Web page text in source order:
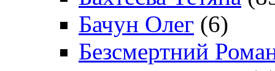
Бачун Олег (6)
Безсмертний